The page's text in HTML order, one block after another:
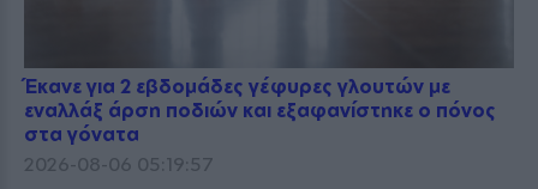
Έκανε για 2 εβδομάδες γέφυρες γλουτών με
εναλλάξ άρση ποδιών και εξαφανίστηκε ο πόνος
στα γόνατα
2026-08-06 05:19:57